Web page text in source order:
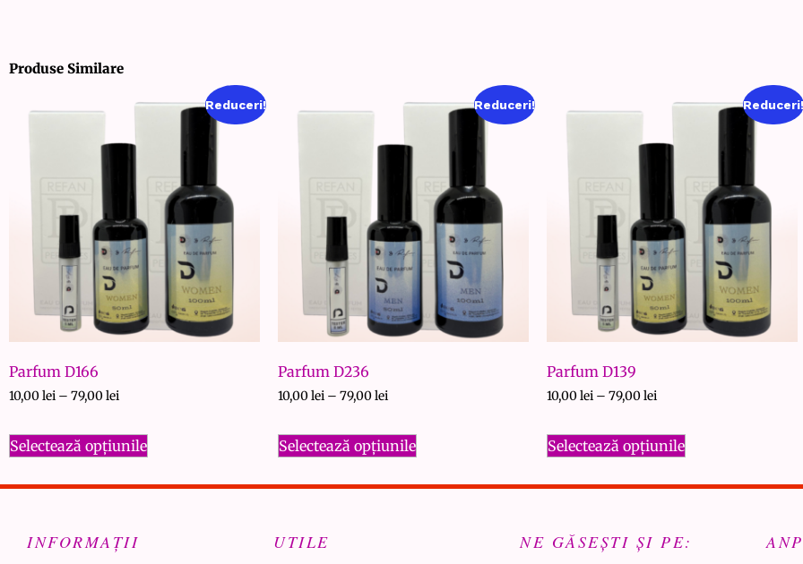
Produse Similare
Reduceri!
Parfum D166
10,00lei – 79,00lei
Selectează opțiunile
Reduceri!
Parfum D236
10,00lei – 79,00lei
Selectează opțiunile
Reduceri!
Parfum D139
10,00lei – 79,00lei
Selectează opțiunile
INFORMAȚII UTILE NE GĂSEȘTI ȘI PE: